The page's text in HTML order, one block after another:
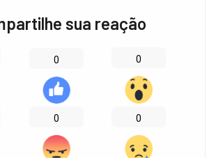
sua reação
0 0
0 0